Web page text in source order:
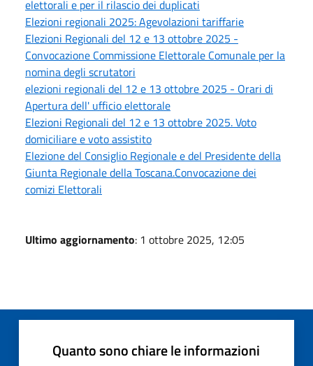
elettorali e per il rilascio dei duplicati
Elezioni regionali 2025: Agevolazioni tariffarie
Elezioni Regionali del 12 e 13 ottobre 2025 -
Convocazione Commissione Elettorale Comunale per la
nomina degli scrutatori
elezioni regionali del 12 e 13 ottobre 2025 - Orari di
Apertura dell' ufficio elettorale
Elezioni Regionali del 12 e 13 ottobre 2025. Voto
domiciliare e voto assistito
Elezione del Consiglio Regionale e del Presidente della
Giunta Regionale della Toscana.Convocazione dei
comizi Elettorali
Ultimo aggiornamento: 1 ottobre 2025, 12:05
Quanto sono chiare le informazioni